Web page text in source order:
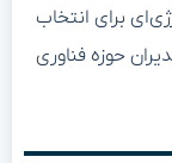
برای انتخاب
حوزه فناوری